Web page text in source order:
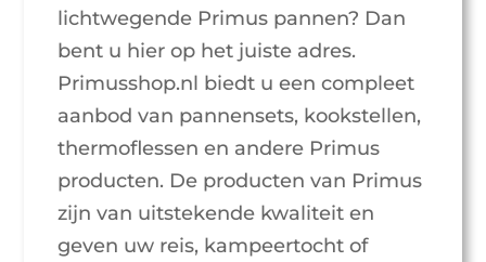
lichtwegende Primus pannen? Dan
bent u hier op het juiste adres.
Primusshop.nl biedt u een compleet
aanbod van pannensets, kookstellen,
thermoflessen en andere Primus
producten. De producten van Primus
zijn van uitstekende kwaliteit en
geven uw reis, kampeertocht of